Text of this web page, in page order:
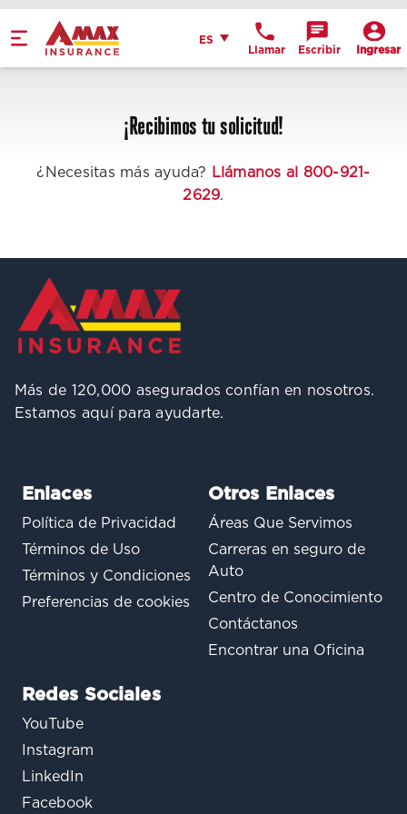
Obtén indicaciones
ubicación
Home
ESEspañol
Llamar Escribir Ingresar
¡Recibimos tu solicitud!
¿Necesitas más ayuda?
Llámanos al 800-921-
2629.
Más de 120,000 asegurados confían en nosotros.
Estamos aquí para ayudarte.
Enlaces
Política de Privacidad
Términos de Uso
Términos y Condiciones
Preferencias de cookies
Otros Enlaces
Áreas Que Servimos
Carreras en seguro de
Auto
Centro de Conocimiento
Contáctanos
Encontrar una Oficina
Redes Sociales
YouTube
Instagram
LinkedIn
Facebook